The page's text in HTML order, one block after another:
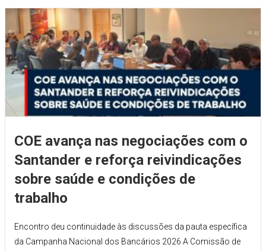
COE avança nas negociações com o
Santander e reforça reivindicações
sobre saúde e condições de
trabalho
Encontro deu continuidade às discussões da pauta específica
da Campanha Nacional dos Bancários 2026 A Comissão de